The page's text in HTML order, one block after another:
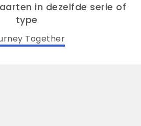
in dezelfde serie of
type
Together